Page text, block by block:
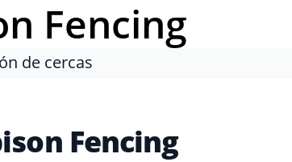
Fencing
de cercas
Fencing